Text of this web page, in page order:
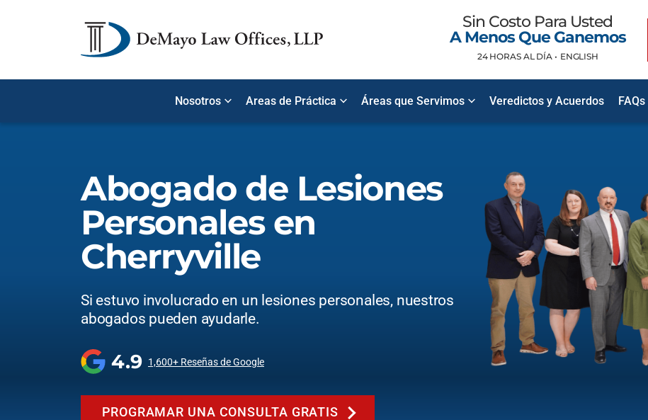
Sin Costo Para Usted
A Menos Que Ganemos
24 HORAS AL DÍA • ENGLISH
Nosotros Areas de Práctica Áreas que Servimos Veredictos y Acuerdos FAQs
Abogado de Lesiones
Personales en
Cherryville
Si estuvo involucrado en un lesiones personales, nuestros
abogados pueden ayudarle.
4.9 1,600+ Reseñas de Google
PROGRAMAR UNA CONSULTA GRATIS